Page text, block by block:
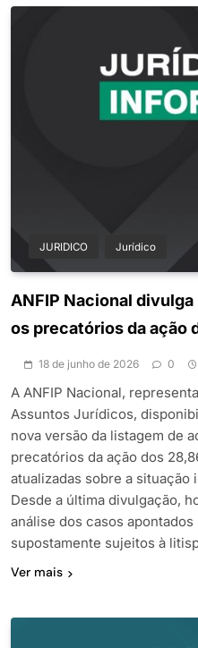
JURIDICO Jurídico
ANFIP Nacional
os precatórios da ação
18 de junho de 2026 0
A ANFIP Nacional,
Assuntos Jurídicos,
nova versão da listagem de
precatórios da ação dos
atualizadas sobre a
Desde a última divulgação,
análise dos casos
supostamente sujeitos à
Ver mais